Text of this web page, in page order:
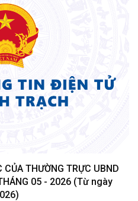
THƯỜNG TRỰC UBND
05 - 2026 (Từ ngày